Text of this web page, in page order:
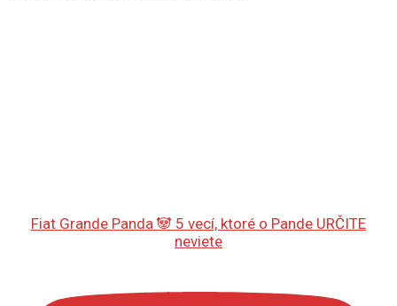
Fiat Grande Panda 🐼 5 vecí, ktoré o Pande URČITE
neviete